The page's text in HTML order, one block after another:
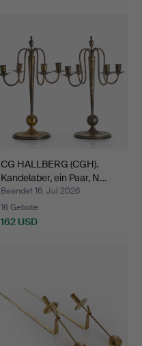
CG HALLBERG (CGH).
Kandelaber, ein Paar, N…
Beendet 16. Jul 2026
16 Gebote
162 USD